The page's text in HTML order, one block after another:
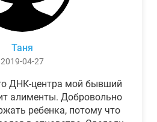
Таня
2019-04-27
ДНК-центра мой бывший
алименты. Добровольно
ребенка, потому что